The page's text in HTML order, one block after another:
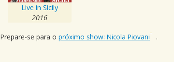
Live in Sicily
2016
Prepare-se para o próximo show: Nicola Piovani .